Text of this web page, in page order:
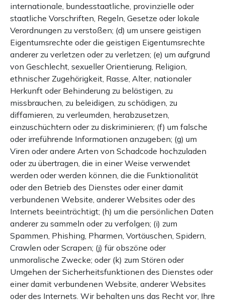
internationale, bundesstaatliche, provinzielle oder
staatliche Vorschriften, Regeln, Gesetze oder lokale
Verordnungen zu verstoßen; (d) um unsere geistigen
Eigentumsrechte oder die geistigen Eigentumsrechte
anderer zu verletzen oder zu verletzen; (e) um aufgrund
von Geschlecht, sexueller Orientierung, Religion,
ethnischer Zugehörigkeit, Rasse, Alter, nationaler
Herkunft oder Behinderung zu belästigen, zu
missbrauchen, zu beleidigen, zu schädigen, zu
diffamieren, zu verleumden, herabzusetzen,
einzuschüchtern oder zu diskriminieren; (f) um falsche
oder irreführende Informationen anzugeben; (g) um
Viren oder andere Arten von Schadcode hochzuladen
oder zu übertragen, die in einer Weise verwendet
werden oder werden können, die die Funktionalität
oder den Betrieb des Dienstes oder einer damit
verbundenen Website, anderer Websites oder des
Internets beeinträchtigt; (h) um die persönlichen Daten
anderer zu sammeln oder zu verfolgen; (i) zum
Spammen, Phishing, Pharmen, Vortäuschen, Spidern,
Crawlen oder Scrapen; (j) für obszöne oder
unmoralische Zwecke; oder (k) zum Stören oder
Umgehen der Sicherheitsfunktionen des Dienstes oder
einer damit verbundenen Website, anderer Websites
oder des Internets. Wir behalten uns das Recht vor, Ihre